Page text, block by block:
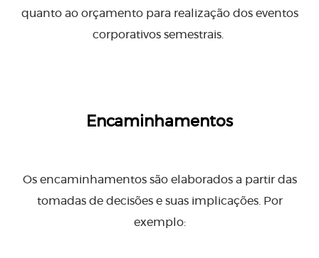
quanto ao orçamento para realização dos eventos
corporativos semestrais.
Encaminhamentos
Os encaminhamentos são elaborados a partir das
tomadas de decisões e suas implicações. Por
exemplo: